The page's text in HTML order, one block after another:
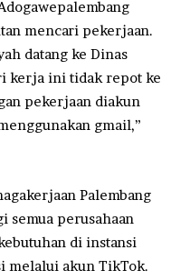
mencari pekerjaan.
datang ke Dinas
kerja ini tidak repot ke
pekerjaan diakun
gmail,”
Palembang
semua perusahaan
di instansi
melalui akun TikTok.